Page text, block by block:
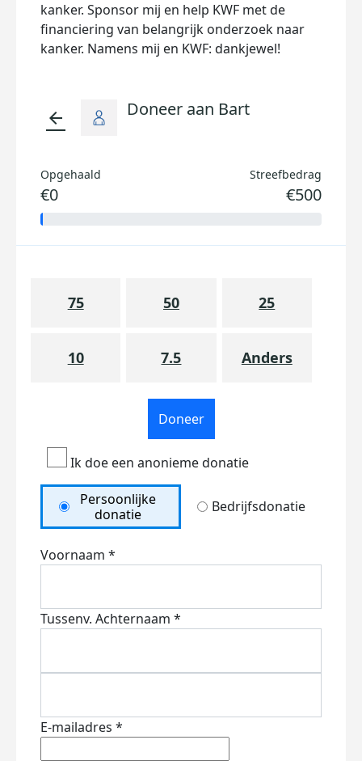
kanker. Sponsor mij en help KWF met de
financiering van belangrijk onderzoek naar
kanker. Namens mij en KWF: dankjewel!
arrow_back Doneer aan Bart
Opgehaald
€0
Streefbedrag
€500
75 50 25
10 7.5 Anders
Doneer
Ik doe een anonieme donatie
Persoonlijke
donatie
Bedrijfsdonatie
Voornaam *
Tussenv. Achternaam *
E-mailadres *